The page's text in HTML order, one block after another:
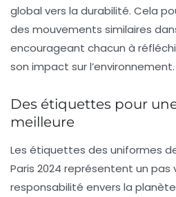
global vers la durabilité. Cela
des mouvements similaires
encourageant chacun à
son impact sur l’environnement.
Des étiquettes pour
meilleure
Les étiquettes des uniformes
Paris 2024 représentent un pas
responsabilité envers la